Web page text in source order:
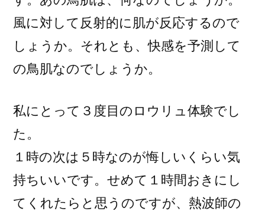
風に対して反射的に肌が反応するので
しょうか。それとも、快感を予測して
の鳥肌なのでしょうか。
私にとって３度目のロウリュ体験でし
た。
１時の次は５時なのが悔しいくらい気
持ちいいです。せめて１時間おきにし
てくれたらと思うのですが、熱波師の